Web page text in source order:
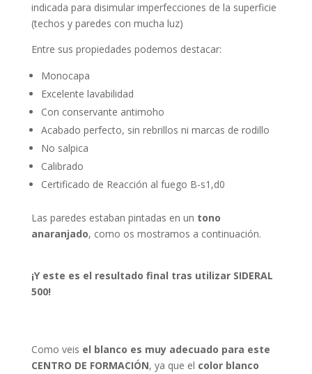
indicada para disimular imperfecciones de la superficie
(techos y paredes con mucha luz)
Entre sus propiedades podemos destacar:
Monocapa
Excelente lavabilidad
Con conservante antimoho
Acabado perfecto, sin rebrillos ni marcas de rodillo
No salpica
Calibrado
Certificado de Reacción al fuego B-s1,d0
Las paredes estaban pintadas en un tono
anaranjado, como os mostramos a continuación.
¡Y este es el resultado final tras utilizar SIDERAL
500!
Como veis el blanco es muy adecuado para este
CENTRO DE FORMACIÓN, ya que el color blanco